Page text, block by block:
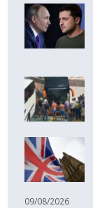
09/08/2026